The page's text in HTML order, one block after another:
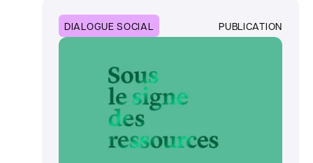
DIALOGUE SOCIAL PUBLICATION